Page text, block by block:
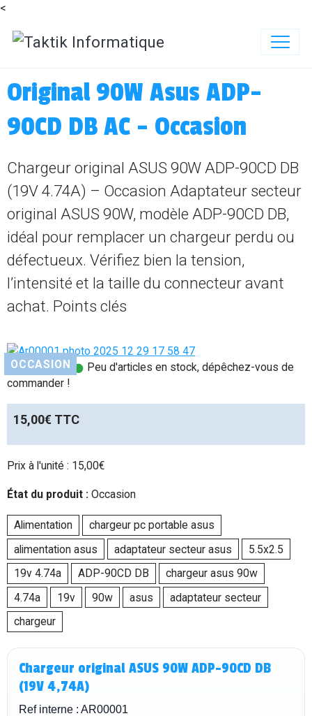
<
Original 90W Asus ADP-
90CD DB AC - Occasion
Chargeur original ASUS 90W ADP-90CD DB
(19V 4.74A) – Occasion Adaptateur secteur
original ASUS 90W, modèle ADP-90CD DB,
idéal pour remplacer un chargeur perdu ou
défectueux. Vérifiez bien la tension,
l’intensité et la taille du connecteur avant
achat. Points clés
OCCASION
Disponibilité :
Peu d'articles en stock, dépêchez-vous de
commander !
15,00€ TTC
Prix à l'unité : 15,00€
État du produit : Occasion
Alimentation
chargeur pc portable asus
alimentation asus
adaptateur secteur asus
5.5x2.5
19v 4.74a
ADP-90CD DB
chargeur asus 90w
4.74a
19v 90w asus
adaptateur secteur
chargeur
Chargeur original ASUS 90W ADP-90CD DB
(19V 4,74A)
Ref interne : AR00001